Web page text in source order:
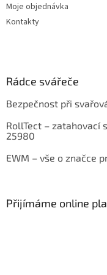
Moje objednávka
Kontakty
Rádce svářeče
Bezpečnost při
RollTect – zatahovací
25980
EWM – vše o značce
Přijímáme online